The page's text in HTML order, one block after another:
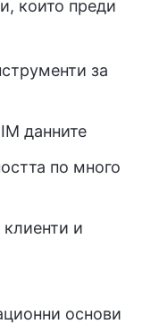
които преди
за
данните
по много
клиенти и
основи